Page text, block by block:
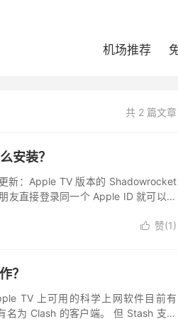
机场推荐
共 2 篇文章
安装？
新：Apple TV 版本的 Shadowrocket
友直接登录同一个 Apple ID 就可以直
 赞(1)
？
TV 上可用的科学上网软件目前有
为 Clash 的客户端。 但 Stash 支持